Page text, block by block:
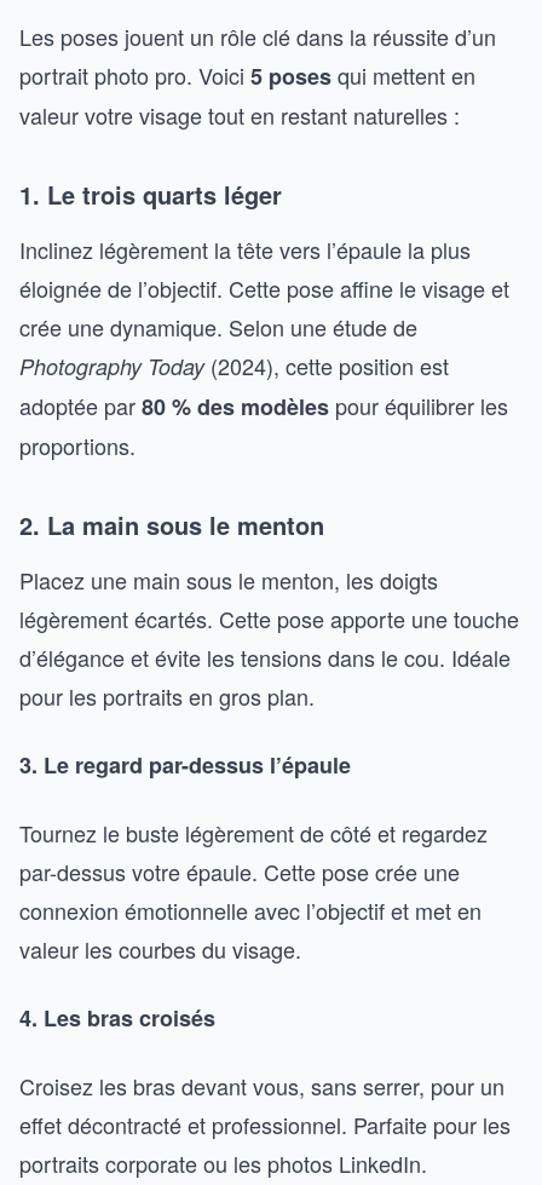
Les poses jouent un rôle clé dans la réussite d’un
portrait photo pro. Voici 5 posesqui mettent en
valeur votre visage tout en restant naturelles :
1. Le trois quarts léger
Inclinez légèrement la tête vers l’épaule la plus
éloignée de l’objectif. Cette pose affine le visage et
crée une dynamique. Selon une étude de
Photography Today(2024), cette position est
adoptée par80 % des modèles pour équilibrer les
proportions.
2. La main sous le menton
Placez une main sous le menton, les doigts
légèrement écartés. Cette pose apporte une touche
d’élégance et évite les tensions dans le cou. Idéale
pour les portraits en gros plan.
3. Le regard par-dessus l’épaule
Tournez le buste légèrement de côté et regardez
par-dessus votre épaule. Cette pose crée une
connexion émotionnelle avec l’objectif et met en
valeur les courbes du visage.
4. Les bras croisés
Croisez les bras devant vous, sans serrer, pour un
effet décontracté et professionnel. Parfaite pour les
portraits corporate ou les photos LinkedIn.